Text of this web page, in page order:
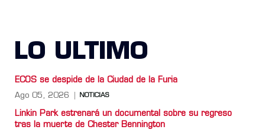
LO ULTIMO
ECOS se despide de la Ciudad de la Furia
Ago 05, 2026 NOTICIAS
Linkin Park estrenará un documental sobre su regreso
tras la muerte de Chester Bennington